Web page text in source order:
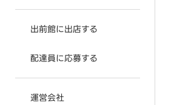
出前館に出店する
配達員に応募する
運営会社